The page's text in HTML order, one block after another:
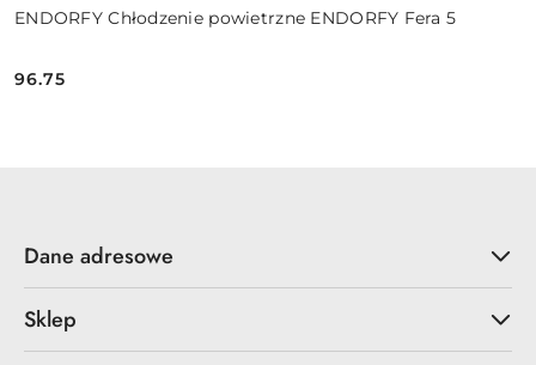
ENDORFY Chłodzenie powietrzne ENDORFY Fera 5
Cena:
96.75
Dane adresowe
Sklep